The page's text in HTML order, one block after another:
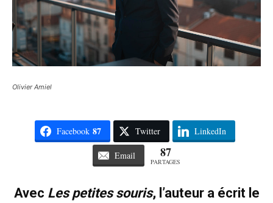
Olivier Amiel
Facebook 87 Twitter LinkedIn
Email 87
PARTAGES
Avec Les petites souris, l’auteur a écrit le